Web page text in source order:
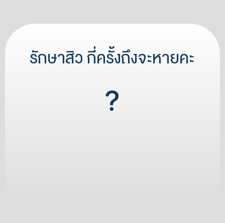
รักษาสิว กี่ครั้งถึงจะหายคะ